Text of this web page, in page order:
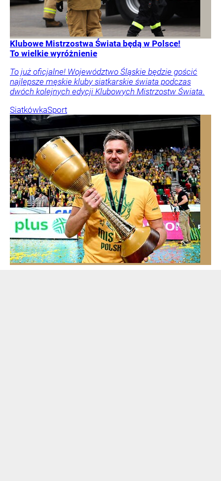
Klubowe Mistrzostwa Świata będą w Polsce!
To wielkie wyróżnienie
To już oficjalne! Województwo Śląskie będzie gościć
najlepsze męskie kluby siatkarskie świata podczas
dwóch kolejnych edycji Klubowych Mistrzostw Świata.
SiatkówkaSport